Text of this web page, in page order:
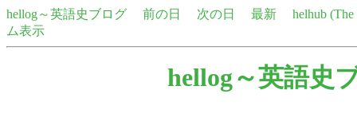
hellog～英語史ブログ 前の日 次の日 最新
helhub
ム表示
hellog～英語史